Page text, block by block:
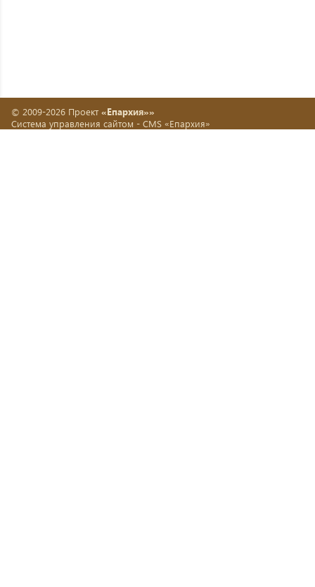
© 2009-2026 Проект «Епархия»»
Система управления сайтом - CMS «Епархия»